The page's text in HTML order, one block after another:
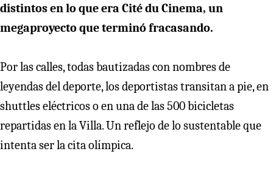
distintos en lo que era Cité du Cinema, un
megaproyecto que terminó fracasando.
Por las calles, todas bautizadas con nombres de
leyendas del deporte, los deportistas transitan a pie, en
shuttles eléctricos o en una de las 500 bicicletas
repartidas en la Villa. Un reflejo de lo sustentable que
intenta ser la cita olímpica.